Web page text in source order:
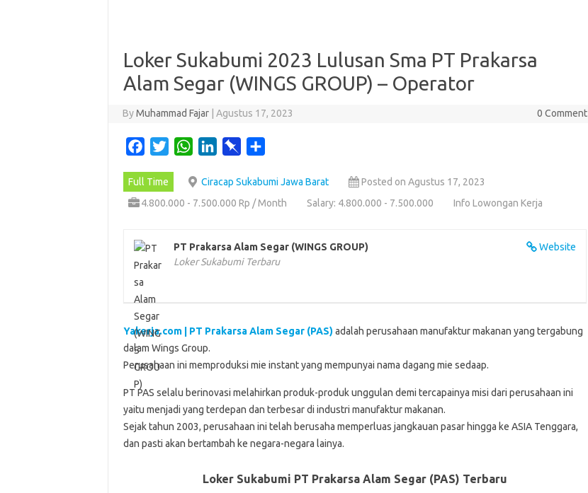
Loker Sukabumi 2023 Lulusan Sma PT Prakarsa
Alam Segar (WINGS GROUP) – Operator
ByMuhammad Fajar Agustus 17, 2023 0 Comment
c
e
t
W
a
t
p
n
k
I
n
b
r
a
r
Full Time Ciracap Sukabumi Jawa Barat
Posted on Agustus 17, 2023
4.800.000 - 7.500.000 Rp / Month
Salary: 4.800.000 - 7.500.000 Info Lowongan Kerja
Website
PT Prakarsa Alam Segar (WINGS GROUP)
Loker Sukabumi Terbaru
Yakerja.com | PT Prakarsa Alam Segar (PAS)adalah perusahaan manufaktur makanan yang tergabung
dalam Wings Group.
Perusahaan ini memproduksi mie instant yang mempunyai nama dagang mie sedaap.
PT PAS selalu berinovasi melahirkan produk-produk unggulan demi tercapainya misi dari perusahaan ini
yaitu menjadi yang terdepan dan terbesar di industri manufaktur makanan.
Sejak tahun 2003, perusahaan ini telah berusaha memperluas jangkauan pasar hingga ke ASIA Tenggara,
dan pasti akan bertambah ke negara-negara lainya.
Loker Sukabumi PT Prakarsa Alam Segar (PAS) Terbaru